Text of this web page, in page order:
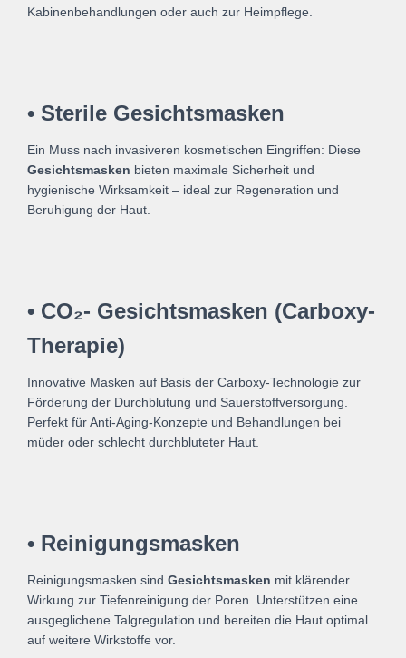
Kabinenbehandlungen oder auch zur Heimpflege.
• Sterile Gesichtsmasken
Ein Muss nach invasiveren kosmetischen Eingriffen: Diese
Gesichtsmasken bieten maximale Sicherheit und
hygienische Wirksamkeit – ideal zur Regeneration und
Beruhigung der Haut.
• CO₂- Gesichtsmasken (Carboxy-
Therapie)
Innovative Masken auf Basis der Carboxy-Technologie zur
Förderung der Durchblutung und Sauerstoffversorgung.
Perfekt für Anti-Aging-Konzepte und Behandlungen bei
müder oder schlecht durchbluteter Haut.
• Reinigungsmasken
Reinigungsmasken sind Gesichtsmasken mit klärender
Wirkung zur Tiefenreinigung der Poren. Unterstützen eine
ausgeglichene Talgregulation und bereiten die Haut optimal
auf weitere Wirkstoffe vor.